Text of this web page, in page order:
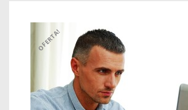
OFERTA!